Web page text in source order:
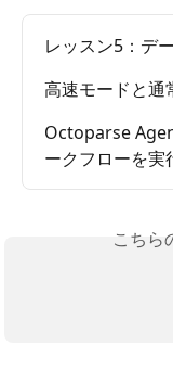
レッスン5：デ
高速モードと通
Octoparse
ークフローを実
こちら